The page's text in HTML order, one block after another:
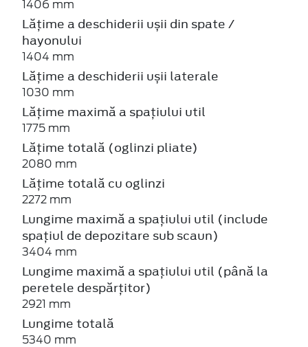
1406 mm
Lățime a deschiderii ușii din spate /
hayonului
1404 mm
Lățime a deschiderii ușii laterale
1030 mm
Lățime maximă a spațiului util
1775 mm
Lățime totală (oglinzi pliate)
2080 mm
Lățime totală cu oglinzi
2272 mm
Lungime maximă a spațiului util (include
spațiul de depozitare sub scaun)
3404 mm
Lungime maximă a spațiului util (până la
peretele despărțitor)
2921 mm
Lungime totală
5340 mm